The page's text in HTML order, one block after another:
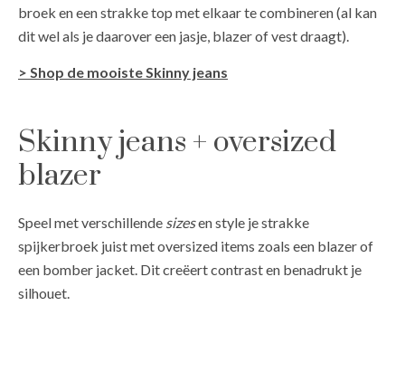
broek en een strakke top met elkaar te combineren (al kan
dit wel als je daarover een jasje, blazer of vest draagt).
> Shop de mooiste Skinny jeans
Skinny jeans + oversized
blazer
Speel met verschillende sizesen style je strakke
spijkerbroek juist met oversized items zoals een blazer of
een bomber jacket. Dit creëert contrast en benadrukt je
silhouet.